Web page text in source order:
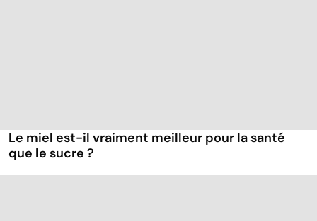
Le miel est-il vraiment meilleur pour la santé
que le sucre ?